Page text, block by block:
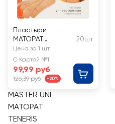
Пластыри
MATOPAT
Universal 5
размер
20шт
Цена за 1 шт
С Картой №1
99,99 руб
126,39 руб -20%
MASTER UNI
MATOPAT
TENERIS